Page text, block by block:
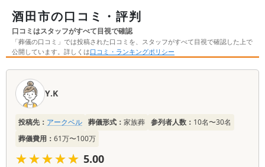
酒田市の口コミ・評判
口コミはスタッフがすべて目視で確認
「葬儀の口コミ」では投稿された口コミを、スタッフがすべて目視で確認した上で
公開しています。詳しくは口コミ・ランキングポリシー
口
Y.K
投稿先： アークベル 葬儀形式： 家族葬 参列者人数： 10名〜30名
葬儀費用： 61万〜100万
★★★★★
★★★★★ 5.00